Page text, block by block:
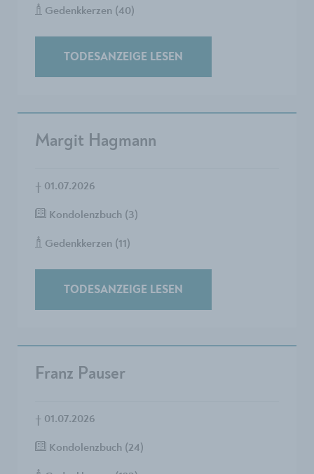
Gedenkkerzen (40)
TODESANZEIGE LESEN
Margit Hagmann
† 01.07.2026
Kondolenzbuch (3)
Gedenkkerzen (11)
TODESANZEIGE LESEN
Franz Pauser
† 01.07.2026
Kondolenzbuch (24)